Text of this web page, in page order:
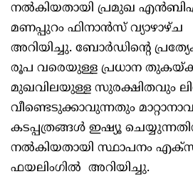
നൽകിയതായി പ്രമുഖ
മണപ്പുറം ഫിനാൻസ് വ്യാഴാഴ്ച
അറിയിച്ചു. ബോർഡിന്റെ പ്രത്യേക
രൂപ വരെയുള്ള പ്രധാന തുകയ്ക്ക്
മുഖവിലയുള്ള സുരക്ഷിതവും
വീണ്ടെടുക്കാവുന്നതും
കടപ്പത്രങ്ങൾ ഇഷ്യൂ
നൽകിയതായി സ്ഥാപനം
ഫയലിംഗിൽ അറിയിച്ചു.